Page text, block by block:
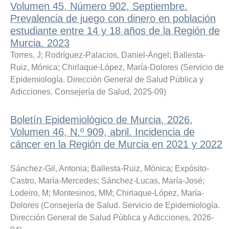
Volumen 45, Número 902, Septiembre.
Prevalencia de juego con dinero en población
estudiante entre 14 y 18 años de la Región de
Murcia. 2023
Torres, J; Rodríguez-Palacios, Daniel-Ángel ; Ballesta-
Ruiz, Mónica; Chirlaque-López, María-Dolores (Servicio de
Epidemiología. Dirección General de Salud Pública y
Adicciones. Consejería de Salud, 2025-09)
Boletín Epidemiológico de Murcia, 2026,
Volumen 46, N.º 909, abril. Incidencia de
cáncer en la Región de Murcia en 2021 y 2022
Sánchez-Gil, Antonia; Ballesta-Ruiz, Mónica; Expósito-
Castro, María-Mercedes; Sánchez-Lucas, María-José;
Lodeiro, M; Montesinos, MM; Chirlaque-López, María-
Dolores (Consejería de Salud. Servicio de Epidemiología.
Dirección General de Salud Pública y Adicciones, 2026-